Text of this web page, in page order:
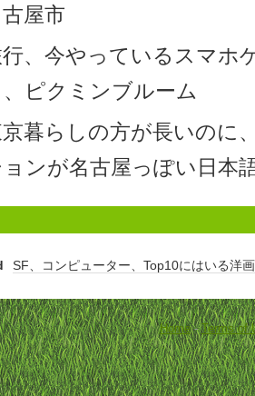
屋市
、今やっているスマホ
、ピクミンブルーム
暮らしの方が長いのに
ョンが名古屋っぽい日本
SF、コンピューター、Top10にはいる洋画
Home-Terms of